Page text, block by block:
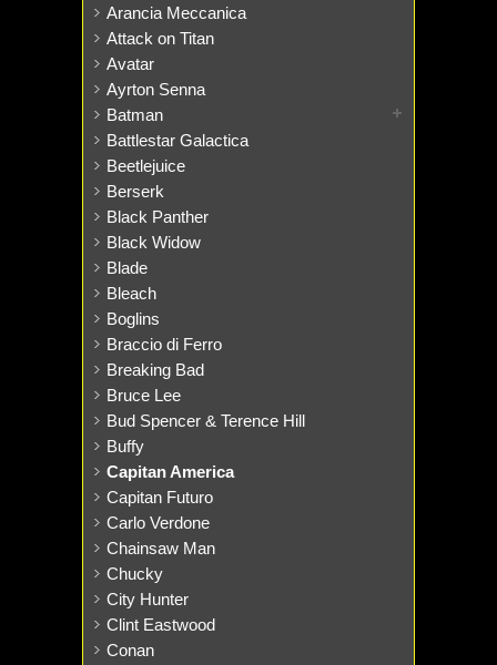
Arancia Meccanica
Attack on Titan
Avatar
Ayrton Senna
Batman
Battlestar Galactica
Beetlejuice
Berserk
Black Panther
Black Widow
Blade
Bleach
Boglins
Braccio di Ferro
Breaking Bad
Bruce Lee
Bud Spencer & Terence Hill
Buffy
Capitan America
Capitan Futuro
Carlo Verdone
Chainsaw Man
Chucky
City Hunter
Clint Eastwood
Conan